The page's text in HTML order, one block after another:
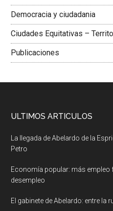
Democracia y ciudadania
Ciudades Equitativas –
Publicaciones
ULTIMOS ARTICULOS
La llegada de Abelardo de la
Petro
Economía popular: más empleo
desempleo
El gabinete de Abelardo: entre la